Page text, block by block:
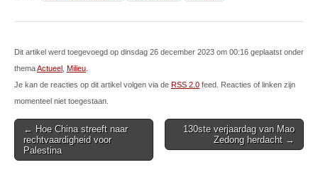
Dit artikel werd toegevoegd op dinsdag 26 december 2023 om 00:16 geplaatst onder
themaActueel Milieu
Je kan de reacties op dit artikel volgen via de RSS 2.0 feed. Reacties of linken zijn
momenteel niet toegestaan.
Post
navigation
← Hoe China streeft naar
rechtvaardigheid voor
Palestina
130ste verjaardag van Mao
Zedong herdacht →